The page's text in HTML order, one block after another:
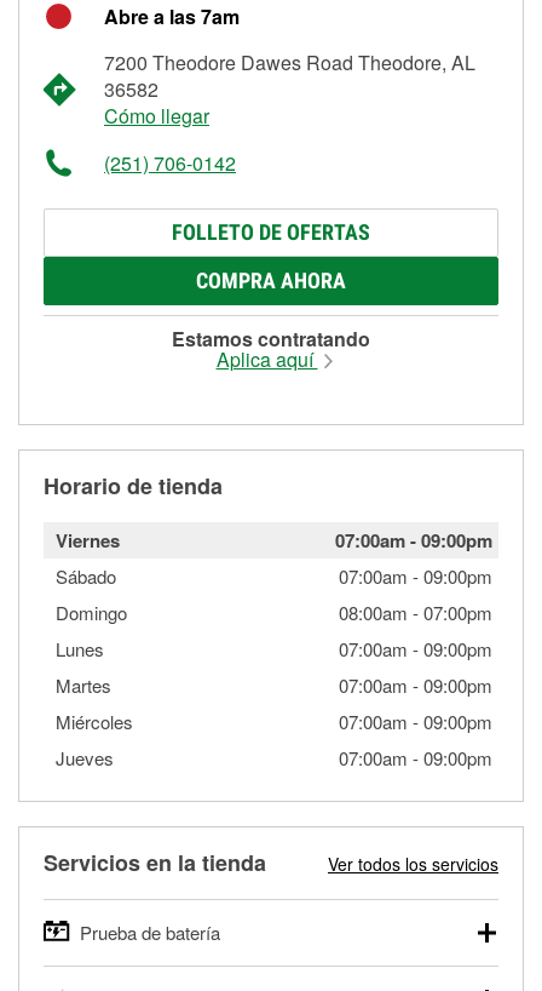
Abre a las 7am
7200 Theodore Dawes Road Theodore, AL
36582
Cómo llegar
(251) 706-0142
FOLLETO DE OFERTAS
COMPRA AHORA
Estamos contratando
Aplica aquí
Horario de tienda
Viernes 07:00am-09:00pm
Sábado 07:00am -09:00pm
Domingo
08:00am -07:00pm
Lunes
07:00am -09:00pm
Martes
07:00am -09:00pm
Miércoles
07:00am -09:00pm
Jueves
07:00am -09:00pm
Servicios en la tienda Ver todos los servicios
Prueba de batería